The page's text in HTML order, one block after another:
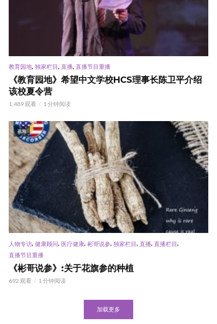
教育园地, 独家栏目, 直播, 直播节目重播
《教育园地》希望中文学校HCS理事长陈卫平介绍
该校夏令营
1,489 观看 1 分钟阅读
视频
人物专访, 健康顾问, 医疗健康, 彬哥说参, 独家栏目, 直播, 直播栏目,
直播节目重播
《彬哥说参》:关于花旗参的种植
692 观看 1 分钟阅读
加载更多